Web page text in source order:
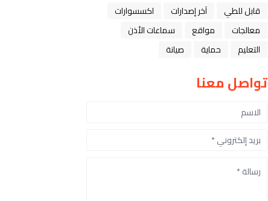
قابل للطي
آخر إصدارات
اكسسوارات
معالجات
مواقع
سماعات الأذن
التعليم
حماية صيانة
تواصل معنا